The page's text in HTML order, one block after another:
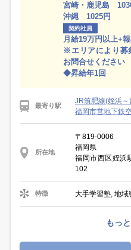
宮崎・鹿児島
沖縄 1025円
契約社員
月給19万円以上+
※エリアにより募
お問合せください
◆昇給年1回
最寄り駅
JR筑肥線(姪浜～
福岡市営地下鉄
所在地
〒819-0006
福岡県
福岡市西区姪
102
特徴 大手学習塾, 地域
もっ